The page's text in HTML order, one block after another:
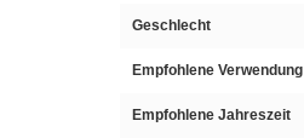
Geschlecht
Empfohlene Verwendung
Empfohlene Jahreszeit